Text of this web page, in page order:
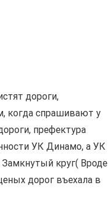
дороги,
когда спрашивают у
префектура
УК Динамо, а УК
круг( Вроде
дорог въехала в